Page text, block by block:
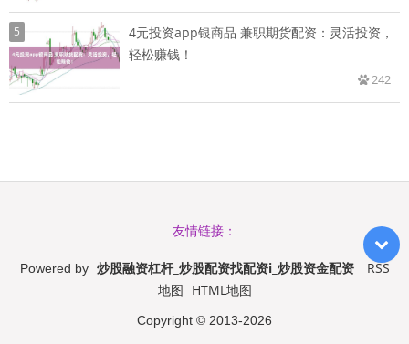
5
4元投资app银商品 兼职期货配资：灵活投资，
轻松赚钱！
242
友情链接：
Powered by 炒股融资杠杆_炒股配资找配资i_炒股资金配资
RSS
地图 HTML地图
Copyright © 2013-2026